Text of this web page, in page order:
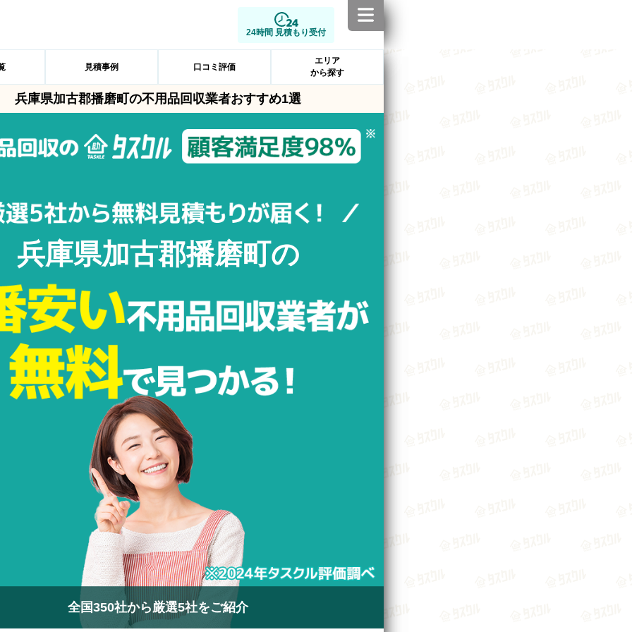
24時間 見積もり受付
見積事例 口コミ評価
エリア
から探す
兵庫県加古郡播磨町の不用品回収業者おすすめ1選
兵庫県加古郡播磨町の
全国350社から厳選5社をご紹介